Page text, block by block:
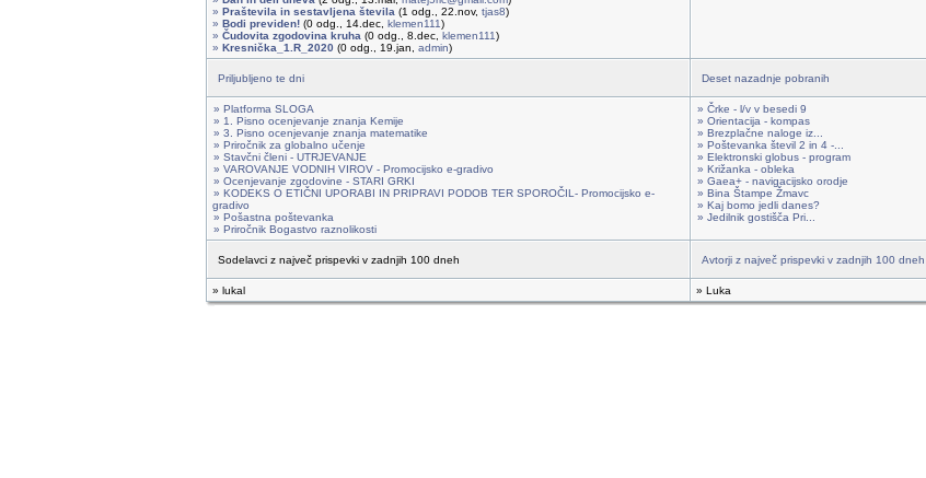
» Praštevila in sestavljena števila (1 odg., 22.nov, tjas8)
» Bodi previden! (0 odg., 14.dec, klemen111)
» Čudovita zgodovina kruha (0 odg., 8.dec, klemen111)
» Kresnička_1.R_2020 (0 odg., 19.jan, admin)
Priljubljeno te dni Deset nazadnje pobranih
» Platforma SLOGA
» 1. Pisno ocenjevanje znanja Kemije
» 3. Pisno ocenjevanje znanja matematike
» Priročnik za globalno učenje
» Stavčni členi - UTRJEVANJE
» VAROVANJE VODNIH VIROV - Promocijsko e-gradivo
» Ocenjevanje zgodovine - STARI GRKI
» KODEKS O ETIČNI UPORABI IN PRIPRAVI PODOB TER SPOROČIL- Promocijsko e-
gradivo
» Pošastna poštevanka
» Priročnik Bogastvo raznolikosti
» Črke - l/v v besedi 9
» Orientacija - kompas
» Brezplačne naloge iz...
» Poštevanka števil 2 in 4 -...
» Elektronski globus - program
» Križanka - obleka
» Gaea+ - navigacijsko orodje
» Bina Štampe Žmavc
» Kaj bomo jedli danes?
» Jedilnik gostišča Pri...
Sodelavci z največ prispevki v zadnjih 100 dneh Avtorji z največ prispevki v zadnjih 100 dneh
» lukal » Luka